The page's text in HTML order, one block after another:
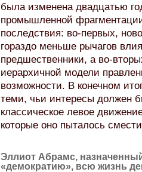
была изменена двадцатью
промышленной
последствия: во-первых,
гораздо меньше рычагов
предшественники, а во-
иерархичной модели
возможности. В конечном
теми, чьи интересы должен
классическое левое
которые оно пыталось
Эллиот Абрамс,
«демократию», всю жизнь